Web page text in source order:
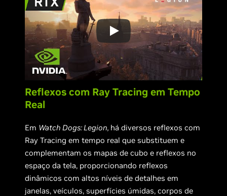
Reflexos com Ray Tracing em Tempo
Real
Em Watch Dogs: Legion, há diversos reflexos com
Ray Tracing em tempo real que substituem e
complementam os mapas de cubo e reflexos no
espaço da tela, proporcionando reflexos
dinâmicos com altos níveis de detalhes em
janelas, veículos, superfícies úmidas, corpos de